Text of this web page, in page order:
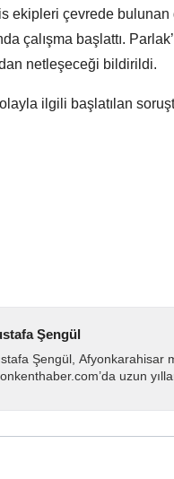
ekipleri çevrede bulunan
çalışma başlattı.
netleşeceği bildirildi.
ilgili başlatılan
Şengül
Şengül, Afyonkarahisar
uzun